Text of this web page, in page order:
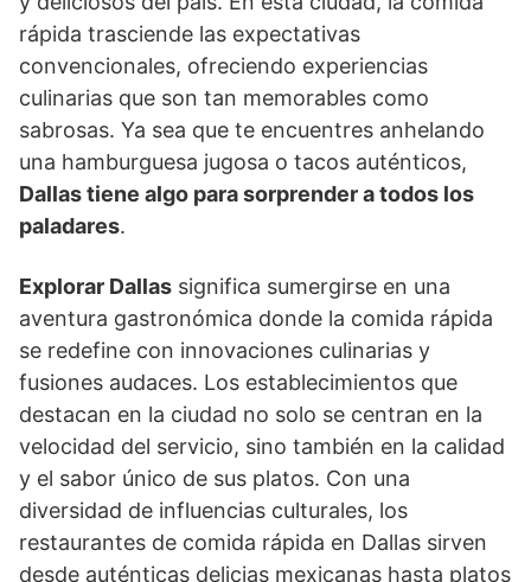
rápida trasciende las expectativas
convencionales, ofreciendo experiencias
culinarias que son tan memorables como
sabrosas. Ya sea que te encuentres anhelando
una hamburguesa jugosa o tacos auténticos,
Dallas tiene algo para sorprender a todos los
paladares.
Explorar Dallas significa sumergirse en una
aventura gastronómica donde la comida rápida
se redefine con innovaciones culinarias y
fusiones audaces. Los establecimientos que
destacan en la ciudad no solo se centran en la
velocidad del servicio, sino también en la calidad
y el sabor único de sus platos. Con una
diversidad de influencias culturales, los
restaurantes de comida rápida en Dallas sirven
desde auténticas delicias mexicanas hasta platos